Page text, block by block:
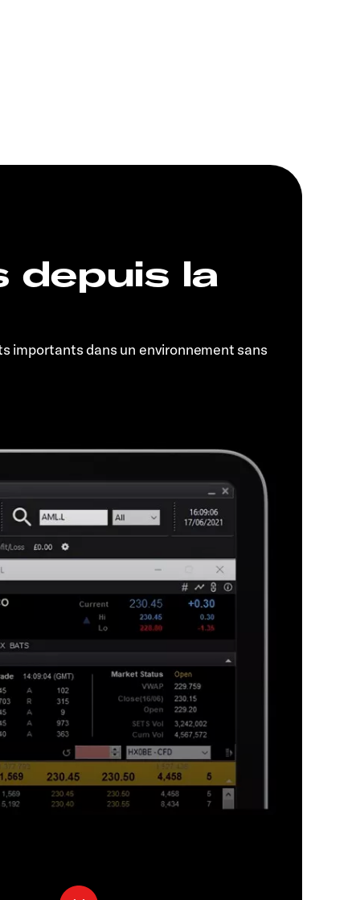
depuis la
importants dans un environnement sans